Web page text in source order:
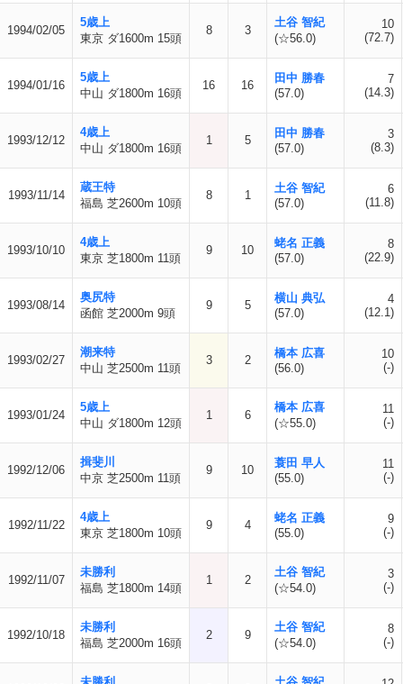
1994/02/05
5歳上
東京 ダ1600m 15頭
8 3
土谷 智紀
(☆56.0)
10
(72.7)
1994/01/16
5歳上
中山 ダ1800m 16頭
16 16
田中 勝春
(57.0)
7
(14.3)
1993/12/12
4歳上
中山 ダ1800m 16頭
1 5
田中 勝春
(57.0)
3
(8.3)
1993/11/14
蔵王特
福島 芝2600m 10頭
8 1
土谷 智紀
(57.0)
6
(11.8)
1993/10/10
4歳上
東京 芝1800m 11頭
9 10
蛯名 正義
(57.0)
8
(22.9)
1993/08/14
奥尻特
函館 芝2000m 9頭
9 5
横山 典弘
(57.0)
4
(12.1)
1993/02/27
潮来特
中山 芝2500m 11頭
3 2
橋本 広喜
(56.0)
10
(-)
1993/01/24
5歳上
中山 ダ1800m 12頭
1 6
橋本 広喜
(☆55.0)
11
(-)
1992/12/06
揖斐川
中京 芝2500m 11頭
9 10
蓑田 早人
(55.0)
11
(-)
1992/11/22
4歳上
東京 芝1800m 10頭
9 4
蛯名 正義
(55.0)
9
(-)
1992/11/07
未勝利
福島 芝1800m 14頭
1 2
土谷 智紀
(☆54.0)
3
(-)
1992/10/18
未勝利
福島 芝2000m 16頭
2 9
土谷 智紀
(☆54.0)
8
(-)